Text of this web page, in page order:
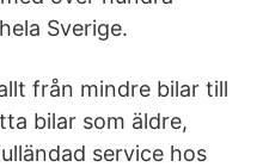
Sverige.
från mindre bilar till
bilar som äldre,
service hos